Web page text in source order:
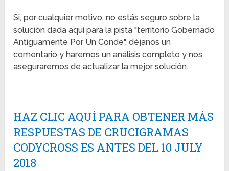
Si, por cualquier motivo, no estás seguro sobre la
solución dada aquí para la pista "territorio Gobernado
Antiguamente Por Un Conde", déjanos un
comentario y haremos un análisis completo y nos
aseguraremos de actualizar la mejor solución.
HAZ CLIC AQUÍ PARA OBTENER MÁS
RESPUESTAS DE CRUCIGRAMAS
CODYCROSS ES ANTES DEL 10 JULY
2018